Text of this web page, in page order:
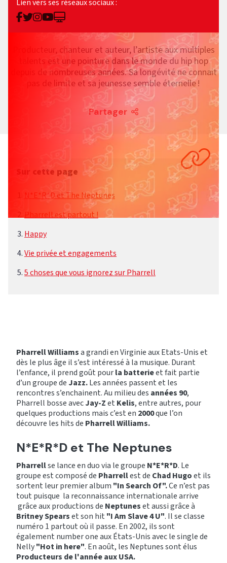
Lien vers ses réseaux sociaux :
Producteur, chanteur et auteur, l’artiste aux multiples
talents est une pointure dans le monde du hip hop
depuis de nombreuses années. Sa longévité ne connait
pas de limite et sa jeunesse semble éternelle !
Partager
Sur cette page
N*E*R*D et The Neptunes
Pharrell est partout !
Happy
Vie privée et engagements
5 choses que vous ignorez sur Pharrell
Pharrell Williamsa grandi en Virginie aux Etats-Unis et
dès le plus âge il s’est intéressé à la musique. Durant
l’enfance, il prend goût pourla batterieet fait partie
d’un groupe de Jazz.Les années passent et les
rencontres s’enchainent. Au milieu des années 90,
Pharrell bosse avecJay-Zet Kelis, entre autres, pour
quelques productions mais c’est en 2000que l’on
découvre les hits de Pharrell Williams.
N*E*R*D et The Neptunes
Pharrellse lance en duo via le groupe N*E*R*D. Le
groupe est composé de Pharrellest de Chad Hugoet ils
sortent leur premier album "In Search Of".Ce n’est pas
tout puisque la reconnaissance internationale arrive
grâce aux productions de Neptuneset aussi grâce à
Britney Spearset son hit "I Am Slave 4 U". Il se classe
numéro 1 partout où il passe. En 2002, ils sont
également number one aux États-Unis avec le single de
Nelly"Hot in here". En août, les Neptunes sont élus
Producteurs de l'année aux USA.